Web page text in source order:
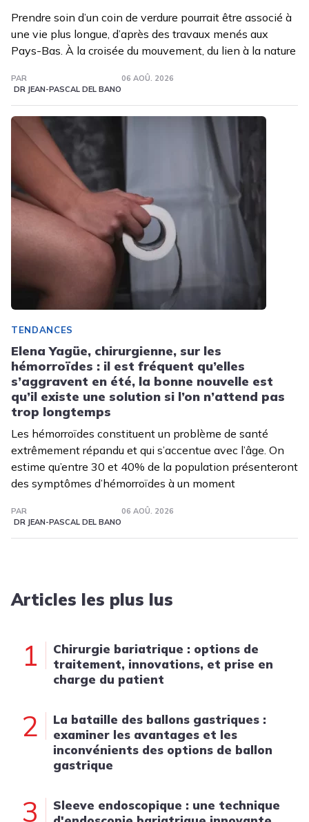
Prendre soin d’un coin de verdure pourrait être associé à
une vie plus longue, d’après des travaux menés aux
Pays-Bas. À la croisée du mouvement, du lien à la nature
PAR
DR JEAN-PASCAL DEL BANO
06 AOÛ. 2026
TENDANCES
Elena Yagüe, chirurgienne, sur les
hémorroïdes : il est fréquent qu’elles
s’aggravent en été, la bonne nouvelle est
qu’il existe une solution si l’on n’attend pas
trop longtemps
Les hémorroïdes constituent un problème de santé
extrêmement répandu et qui s’accentue avec l’âge. On
estime qu’entre 30 et 40% de la population présenteront
des symptômes d’hémorroïdes à un moment
PAR
DR JEAN-PASCAL DEL BANO
06 AOÛ. 2026
Articles les plus lus
1
Chirurgie bariatrique : options de
traitement, innovations, et prise en
charge du patient
2
La bataille des ballons gastriques :
examiner les avantages et les
inconvénients des options de ballon
gastrique
3
Sleeve endoscopique : une technique